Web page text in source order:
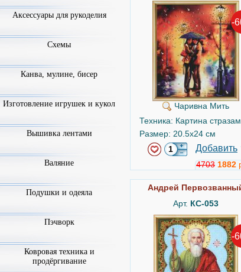
-
Чаривна Мить
Техника: Картина
Размер: 20.5x24 см
Добавить
4703 1882
Андрей
Арт. КС-053
-
Аксессуары для рукоделия
Схемы
Канва, мулине, бисер
Изготовление игрушек и кукол
Вышивка лентами
Валяние
Подушки и одеяла
Пэчворк
Ковровая техника и
продёргивание